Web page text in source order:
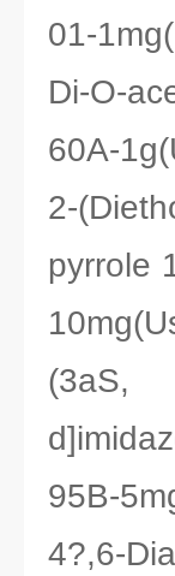
01-
Di-O-
60A-
2-
pyrrole
(3aS,
95B-
4?,6-